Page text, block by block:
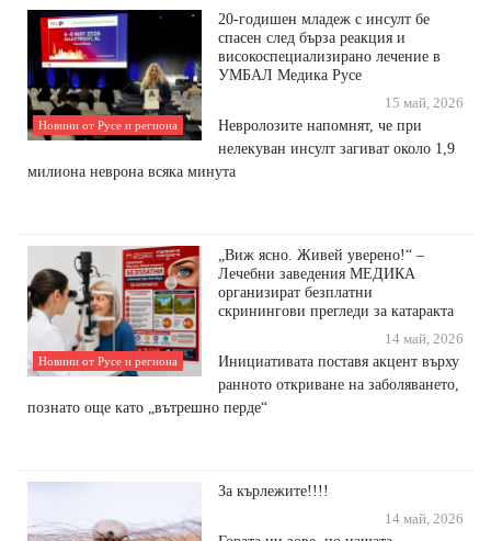
Новини от Русе и региона
20-годишен младеж с инсулт бе
спасен след бърза реакция и
високоспециализирано лечение в
УМБАЛ Медика Русе
15 май, 2026
Невролозите напомнят, че при
нелекуван инсулт загиват около 1,9
милиона неврона всяка минута
Новини от Русе и региона
„Виж ясно. Живей уверено!“ –
Лечебни заведения МЕДИКА
организират безплатни
скринингови прегледи за катаракта
14 май, 2026
Инициативата поставя акцент върху
ранното откриване на заболяването,
познато още като „вътрешно перде“
За кърлежите!!!!
14 май, 2026